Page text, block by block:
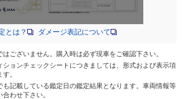
とは？ ダメージ表記について
ございません。購入時は必ず現車をご確認下さい。
ョンチェックシートにつきましては、形式および表示項
。
記載している鑑定日の鑑定結果となります。車両情報等
わせ下さい。